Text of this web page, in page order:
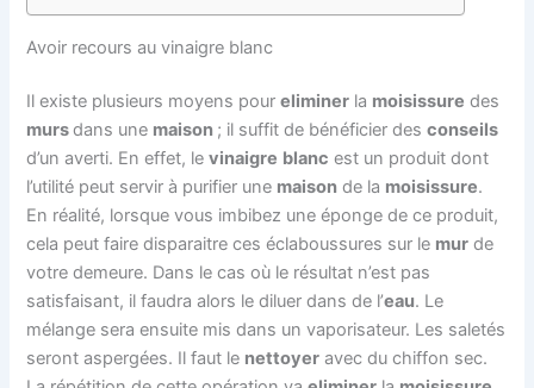
Avoir recours au vinaigre blanc
Il existe plusieurs moyens poureliminer la moisissure des
mursdans une maison ; il suffit de bénéficier desconseils
d’un averti. En effet, levinaigre blanc est un produit dont
l’utilité peut servir à purifier une maison de la moisissure.
En réalité, lorsque vous imbibez une éponge de ce produit,
cela peut faire disparaitre ces éclaboussures sur le mur de
votre demeure. Dans le cas où le résultat n’est pas
satisfaisant, il faudra alors le diluer dans de l’eau. Le
mélange sera ensuite mis dans un vaporisateur. Les saletés
seront aspergées. Il faut le nettoyer avec du chiffon sec.